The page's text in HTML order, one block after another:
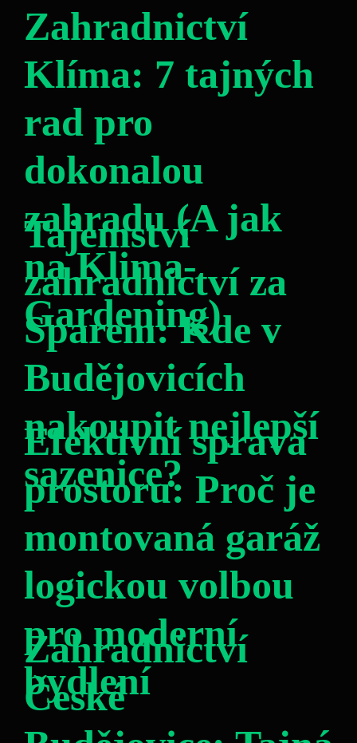
Zahradnictví
Klíma: 7 tajných
rad pro
dokonalou
zahradu (A jak
na Klima-
Gardening)
Tajemství
zahradnictví za
Sparem: Kde v
Budějovicích
nakoupit nejlepší
sazenice?
Efektivní správa
prostoru: Proč je
montovaná garáž
logickou volbou
pro moderní
bydlení
Zahradnictví
České